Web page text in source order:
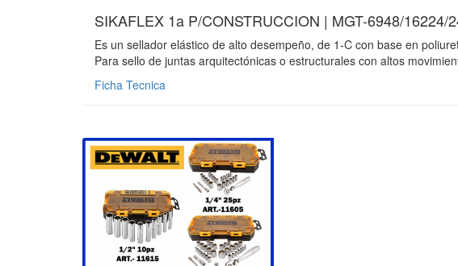
SIKAFLEX 1a P/CONSTRUCCION | MGT-6948/16224/
Es un sellador elástico de alto desempeño, de 1-C con base en
Para sello de juntas arquitectónicas o estructurales con altos
Ficha Tecnica